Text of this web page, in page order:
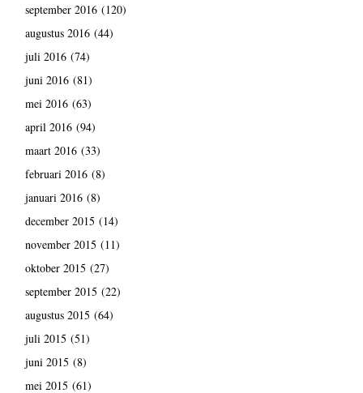
september 2016(120)
augustus 2016(44)
juli 2016(74)
juni 2016(81)
mei 2016(63)
april 2016(94)
maart 2016(33)
februari 2016(8)
januari 2016(8)
december 2015 (14)
november 2015 (11)
oktober 2015 (27)
september 2015 (22)
augustus 2015 (64)
juli 2015 (51)
juni 2015 (8)
mei 2015 (61)